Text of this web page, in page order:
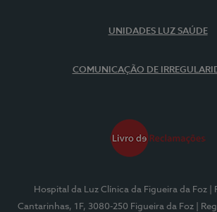
UNIDADES LUZ SAÚDE
COMUNICAÇÃO DE
Hospital da Luz Clínica da Figueira da Foz
Cantarinhas, 1F, 3080-250 Figueira da Foz
|